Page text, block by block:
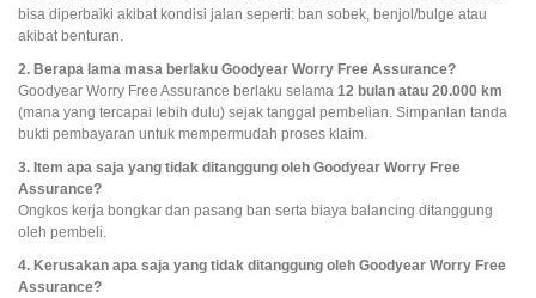
bisa diperbaiki akibat kondisi jalan seperti: ban sobek, benjol/bulge atau
akibat benturan.
2. Berapa lama masa berlaku Goodyear Worry Free Assurance?
Goodyear Worry Free Assurance berlaku selama 12 bulan atau 20.000 km
(mana yang tercapai lebih dulu) sejak tanggal pembelian. Simpanlan tanda
bukti pembayaran untuk mempermudah proses klaim.
3. Item apa saja yang tidak ditanggung oleh Goodyear Worry Free
Assurance?
Ongkos kerja bongkar dan pasang ban serta biaya balancing ditanggung
oleh pembeli.
4. Kerusakan apa saja yang tidak ditanggung oleh Goodyear Worry Free
Assurance?